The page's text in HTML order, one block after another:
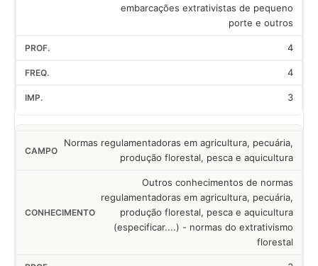
embarcações extrativistas de pequeno
porte e outros
4
4
3
Normas regulamentadoras em agricultura, pecuária,
produção florestal, pesca e aquicultura
Outros conhecimentos de normas
regulamentadoras em agricultura, pecuária,
produção florestal, pesca e aquicultura
(especificar....) - normas do extrativismo
florestal